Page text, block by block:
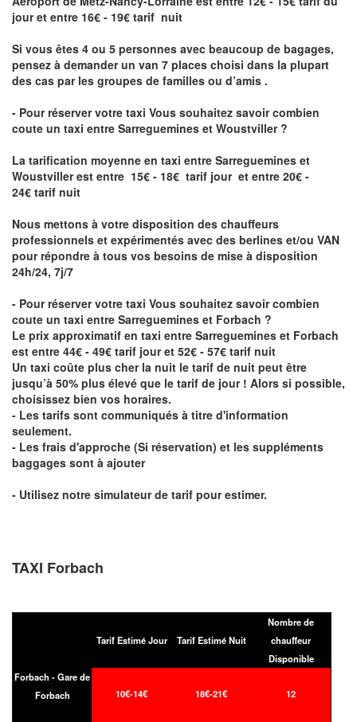
jour et entre 16€ - 19€ tarif nuit
Si vous êtes 4 ou 5 personnes avec beaucoup de bagages,
pensez à demander un van 7 places choisi dans la plupart
des cas par les groupes de familles ou d’amis .
- Pour réserver votre taxi Vous souhaitez savoircombien
coute un taxi entre Sarreguemines et Woustviller ?
La tarification moyenne en taxi entre Sarreguemines et
Woustviller est entre 15€ - 18€ tarif jour et entre 20€ -
24€ tarif nuit
Nous mettons à votre disposition des chauffeurs
professionnels et expérimentés avec des berlines et/ou VAN
pour répondre à tous vos besoins de mise à disposition
24h/24, 7j/7
- Pour réserver votre taxi Vous souhaitez savoircombien
coute un taxi entre Sarreguemines et Forbach ?
Le prix approximatif en taxi entre Sarreguemines et Forbach
est entre 44€ - 49€ tarif jour et 52€ - 57€ tarif nuit
Un taxi coûte plus cher la nuit le tarif de nuit peut être
jusqu’à 50% plus élevé que le tarif de jour ! Alors si possible,
choisissez bien vos horaires.
- Les tarifs sont communiqués à titre d'information
seulement.
- Les frais d'approche (Si réservation) et les suppléments
baggages sont à ajouter
- Utilisez notre simulateur de tarif pour estimer.
TAXI Forbach
Tarif Estimé Jour Tarif Estimé Nuit
Nombre de
chauffeur
Disponible
Forbach - Gare de
Forbach
10€-14€ 18€-21€ 12